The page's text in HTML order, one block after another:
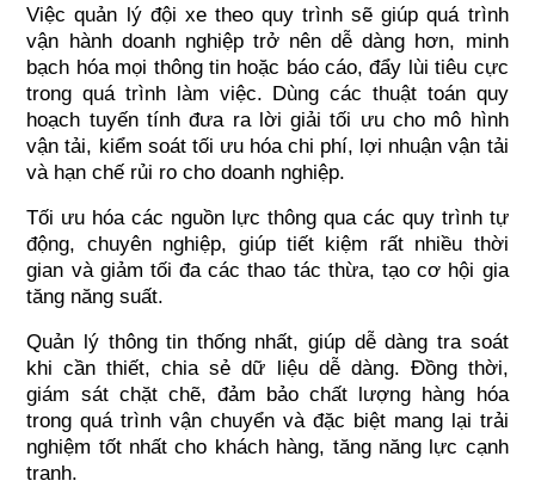
Việc quản lý đội xe theo quy trình sẽ giúp quá trình
vận hành doanh nghiệp trở nên dễ dàng hơn, minh
bạch hóa mọi thông tin hoặc báo cáo, đẩy lùi tiêu cực
trong quá trình làm việc. Dùng các thuật toán quy
hoạch tuyến tính đưa ra lời giải tối ưu cho mô hình
vận tải, kiểm soát tối ưu hóa chi phí, lợi nhuận vận tải
và hạn chế rủi ro cho doanh nghiệp.
Tối ưu hóa các nguồn lực thông qua các quy trình tự
động, chuyên nghiệp, giúp tiết kiệm rất nhiều thời
gian và giảm tối đa các thao tác thừa, tạo cơ hội gia
tăng năng suất.
Quản lý thông tin thống nhất, giúp dễ dàng tra soát
khi cần thiết, chia sẻ dữ liệu dễ dàng. Đồng thời,
giám sát chặt chẽ, đảm bảo chất lượng hàng hóa
trong quá trình vận chuyển và đặc biệt mang lại trải
nghiệm tốt nhất cho khách hàng, tăng năng lực cạnh
tranh.